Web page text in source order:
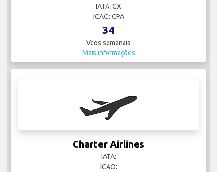
IATA: CX
ICAO: CPA
34
Voos semanais
Mais informações
Charter Airlines
IATA:
ICAO: